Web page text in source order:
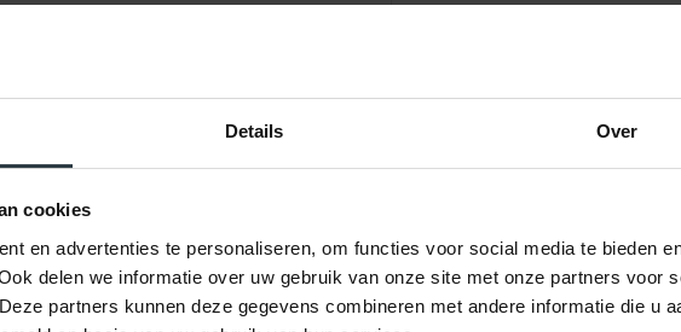
Details Over
cookies
en advertenties te personaliseren, om functies voor social media te bieden
delen we informatie over uw gebruik van onze site met onze partners voor
partners kunnen deze gegevens combineren met andere informatie die u
*
Selecteer